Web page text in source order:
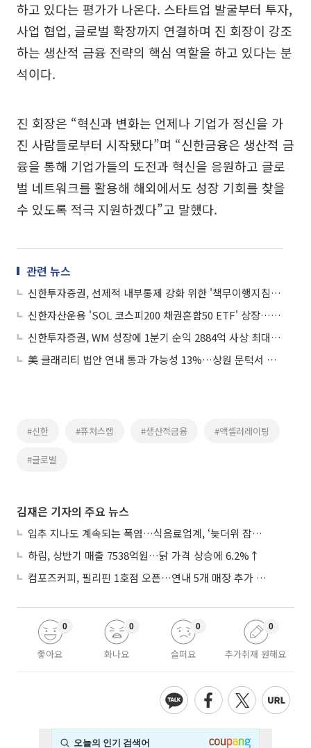
하고 있다는 평가가 나온다. 스타트업 발굴부터 투자,
사업 협업, 글로벌 확장까지 연결하며 진 회장이 강조
하는 생산적 금융 전략의 핵심 역할을 하고 있다는 분
석이다.
진 회장은 “혁신과 변화는 언제나 기업가 정신을 가
진 사람들로부터 시작됐다”며 “신한금융은 생산적 금
융을 통해 기업가들의 도전과 혁신을 응원하고 글로
벌 네트워크를 활용해 해외에서도 성장 기회를 찾을
수 있도록 적극 지원하겠다”고 말했다.
관련 뉴스
신한투자증권, 선제적 내부통제 강화 위한 '책무이행지침서' 사내 발간
신한자산운용 'SOL 코스피200 채권혼합50 ETF' 상장…연금 100% 투자 가능에 월배당까지
신한투자증권, WM 성장에 1분기 순익 2884억 사상 최대 실적 달성
美 클래리티 법안 연내 통과 가능성 13%…상원 문턱서 제동
#신한 #퓨처스랩 #생산적금융 #액셀러레이팅
#글로벌
김재은 기자의 주요 뉴스
입추 지나도 계속되는 폭염…식음료업계, ‘늦더위 잡기’ 전력 투구
하림, 상반기 매출 7538억원…닭 가격 상승에 6.2%↑
컴포즈커피, 필리핀 1호점 오픈…연내 5개 매장 추가 출점
좋아요
0
화나요
0
슬퍼요
0
추가취재 원해요
0